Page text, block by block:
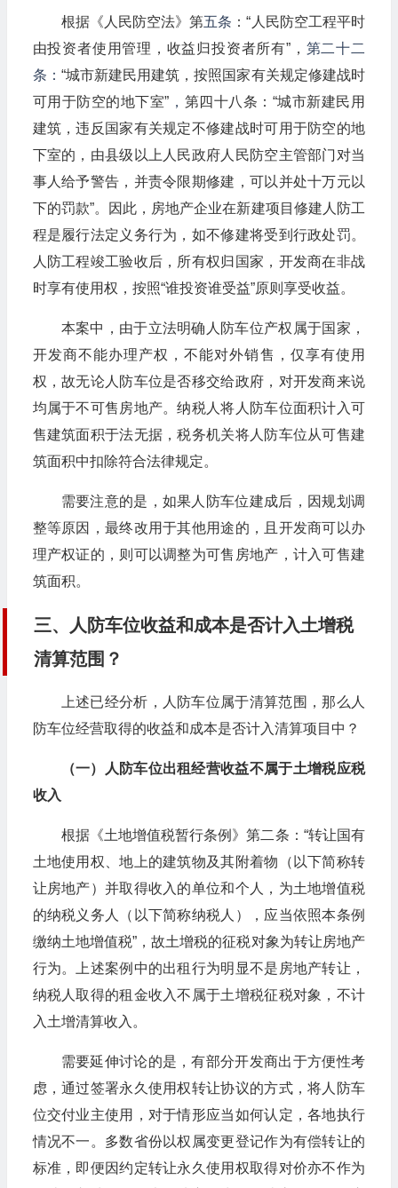
根据《人民防空法》第五条 ：“人民防空工程平时
由投资者使用管理，收益归投资者所有”， 第二十二
条： “城市新建民用建筑，按照国家有关规定修建战时
可用于防空的地下室” ， 第四十八条：“城市新建民用
建筑，违反国家有关规定不修建战时可用于防空的地
下室的，由县级以上人民政府人民防空主管部门对当
事人给予警告，并责令限期修建，可以并处十万元以
下的罚款”。因此，房地产企业在新建项目修建人防工
程是履行法定义务行为，如不修建将受到行政处罚。
人防工程竣工验收后，所有权归国家，开发商在非战
时享有使用权，按照“谁投资谁受益”原则享受收益。
本案中，由于立法明确人防车位产权属于国家，
开发商不能办理产权，不能对外销售，仅享有使用
权，故无论人防车位是否移交给政府，对开发商来说
均属于不可售房地产。纳税人将人防车位面积计入可
售建筑面积于法无据，税务机关将人防车位从可售建
筑面积中扣除符合法律规定。
需要注意的是，如果人防车位建成后，因规划调
整等原因，最终改用于其他用途的，且开发商可以办
理产权证的，则可以调整为可售房地产，计入可售建
筑面积。
三、人防车位收益和成本是否计入土增税
清算范围？
上述已经分析，人防车位属于清算范围，那么人
防车位经营取得的收益和成本是否计入清算项目中？
（一）人防车位出租经营收益不属于土增税应税
收入
根据《土地增值税暂行条例》第二条：“转让国有
土地使用权、地上的建筑物及其附着物（以下简称转
让房地产）并取得收入的单位和个人，为土地增值税
的纳税义务人（以下简称纳税人），应当依照本条例
缴纳土地增值税”，故土增税的征税对象为转让房地产
行为。上述案例中的出租行为明显不是房地产转让，
纳税人取得的租金收入不属于土增税征税对象，不计
入土增清算收入。
需要延伸讨论的是，有部分开发商出于方便性考
虑，通过签署永久使用权转让协议的方式，将人防车
位交付业主使用，对于情形应当如何认定，各地执行
情况不一。多数省份以权属变更登记作为有偿转让的
标准，即便因约定转让永久使用权取得对价亦不作为